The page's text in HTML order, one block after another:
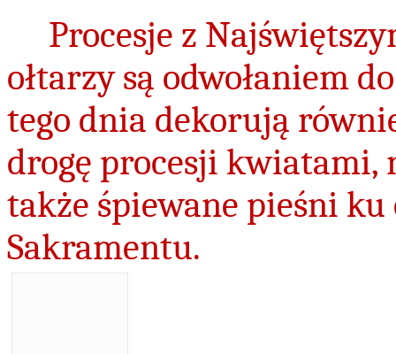
Procesje z
ołtarzy są odwołaniem
tego dnia dekorują
drogę procesji kwiatami,
także śpiewane pieśni ku
Sakramentu.